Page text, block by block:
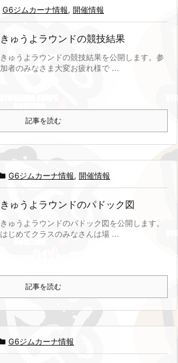
G6ジムカーナ情報, 開催情報
きゅうよラウンドの競技結果
きゅうよラウンドの競技結果を公開します。 参
加者のみなさま大変お疲れ様で ...
記事を読む
G6ジムカーナ情報, 開催情報
きゅうよラウンドのパドック図
きゅうよラウンドのパドック図を公開します。
はじめてクラスのみなさんは場 ...
記事を読む
G6ジムカーナ情報